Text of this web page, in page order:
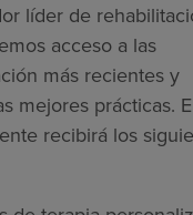
líder de
acceso a las
más recientes y
mejores prácticas.
recibirá los